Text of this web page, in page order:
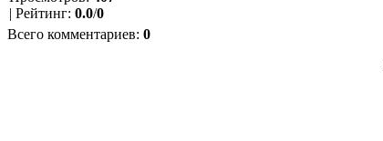
| Рейтинг: 0.0/0
Всего комментариев: 0